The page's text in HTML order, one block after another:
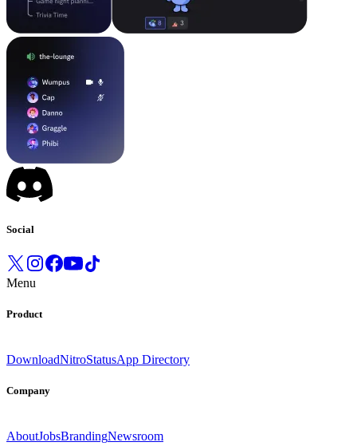
Social
Menu
Product
DownloadNitroStatusApp Directory
Company
AboutJobsBrandingNewsroom